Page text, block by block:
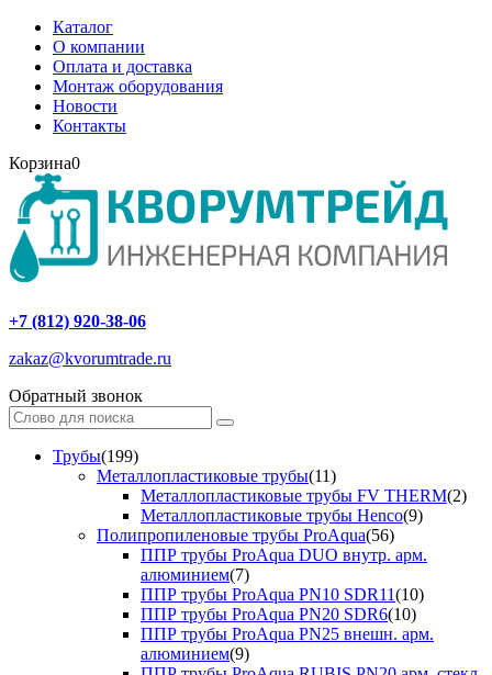
Каталог
О компании
Оплата и доставка
Монтаж оборудования
Новости
Контакты
Корзина0
+7 (812) 920-38-06
zakaz@kvorumtrade.ru
Обратный звонок
Трубы(199)
Металлопластиковые трубы(11)
Металлопластиковые трубы FV THERM(2)
Металлопластиковые трубы Henco(9)
Полипропиленовые трубы ProAqua(56)
ППР трубы ProAqua DUO внутр. арм.
алюминием(7)
ППР трубы ProAqua PN10 SDR11(10)
ППР трубы ProAqua PN20 SDR6(10)
ППР трубы ProAqua PN25 внешн. арм.
алюминием(9)